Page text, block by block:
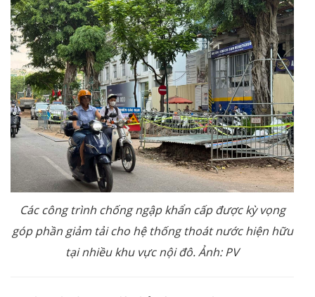
Các công trình chống ngập khẩn cấp được kỳ vọng
góp phần giảm tải cho hệ thống thoát nước hiện hữu
tại nhiều khu vực nội đô. Ảnh: PV